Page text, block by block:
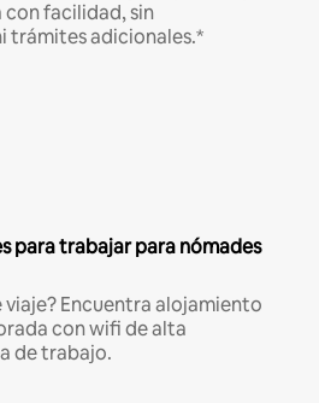
con facilidad, sin
trámites adicionales.*
para trabajar para nómades
viaje? Encuentra alojamiento
con wifi de alta
de trabajo.